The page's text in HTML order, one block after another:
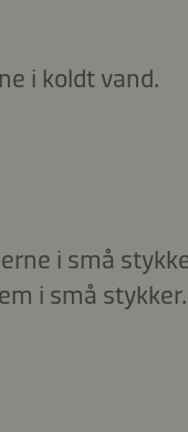
i koldt vand.
i små
i små stykker.